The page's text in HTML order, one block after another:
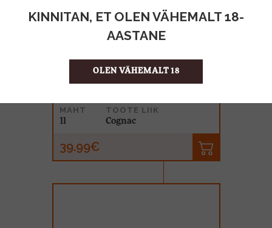
KINNITAN, ET OLEN VÄHEMALT 18-
AASTANE
OLEN VÄHEMALT 18
MAHT
1l
TOOTE LIIK
Cognac
39.99€